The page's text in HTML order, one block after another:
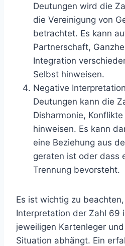
Deutungen wird die
die Vereinigung von
betrachtet. Es kann
Partnerschaft,
Integration
Selbst hinweisen.
Negative
Deutungen kann die
Disharmonie,
hinweisen. Es kann
eine Beziehung aus
geraten ist oder dass
Trennung bevorsteht.
Es ist wichtig zu
Interpretation der Zahl 69
jeweiligen Kartenleger
Situation abhängt. Ein